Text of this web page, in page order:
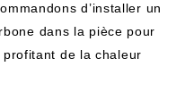
d’installer un
dans la pièce pour
de la chaleur